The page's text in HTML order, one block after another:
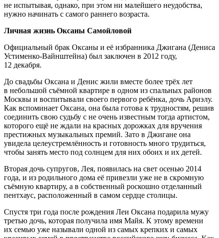
не испытывая, однако, при этом ни малейшего неудобства,
нужно начинать с самого раннего возраста.
Личная жизнь Оксаны Самойловой
Официальный брак Оксаны и её избранника Джигана (Дениса
Устименко-Вайнштейна) был заключен в 2012 году,
12 декабря.
До свадьбы Оксана и Денис жили вместе более трёх лет
в небольшой съёмной квартире в одном из спальных районов
Москвы и воспитывали своего первого ребёнка, дочь Ариэлу.
Как вспоминает Оксана, она была готова к трудностям, решив
соединить свою судьбу с не очень известным тогда артистом,
которого ещё не ждали на красных дорожках для вручения
престижных музыкальных премий. Зато в Джигане она
увидела целеустремлённость и готовность много трудиться,
чтобы занять место под солнцем для них обоих и их детей.
Вторая дочь супругов, Лея, появилась на свет осенью 2014
года, и из родильного дома её привезли уже не в скромную
съёмную квартиру, а в собственный роскошно отделанный
пентхаус, расположенный в самом сердце столицы.
Спустя три года после рождения Леи Оксана подарила мужу
третью дочь, которая получила имя Майя. К этому времени
их семью уже называли одной из самых крепких и самых